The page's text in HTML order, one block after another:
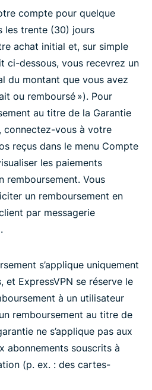
compte pour quelque
les trente (30) jours
achat initial et, sur simple
ci-dessous, vous recevrez un
du montant que vous avez
ou remboursé »). Pour
au titre de la Garantie
connectez-vous à votre
reçus dans le menu Compte
les paiements
remboursement. Vous
un remboursement en
par messagerie
s’applique uniquement
et ExpressVPN se réserve le
à un utilisateur
remboursement au titre de
ne s’applique pas aux
abonnements souscrits à
(p. ex. : des cartes-